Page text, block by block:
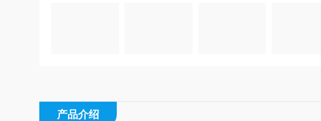
产品介绍